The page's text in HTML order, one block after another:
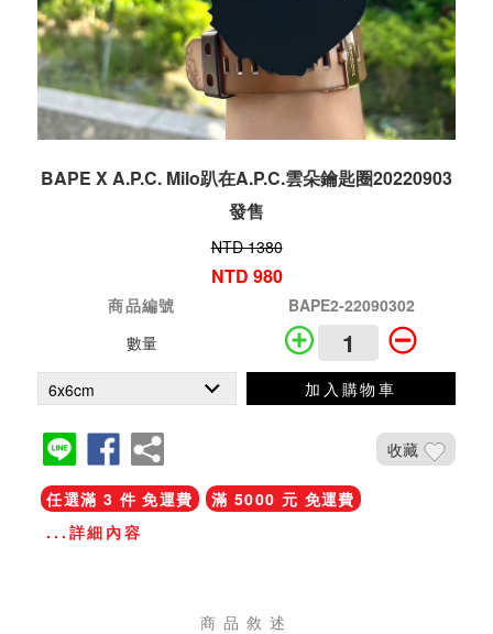
BAPE X A.P.C. Milo趴在A.P.C.雲朵鑰匙圈20220903
發售
NTD 1380
NTD 980
商品編號
BAPE2-22090302
數量
加入購物車
收藏
任選滿 3 件 免運費
滿 5000 元 免運費
...詳細內容
商品敘述